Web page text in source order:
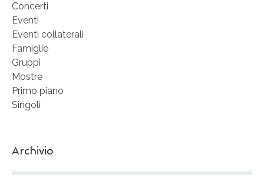
Concerti
Eventi
Eventi collaterali
Famiglie
Gruppi
Mostre
Primo piano
Singoli
Archivio